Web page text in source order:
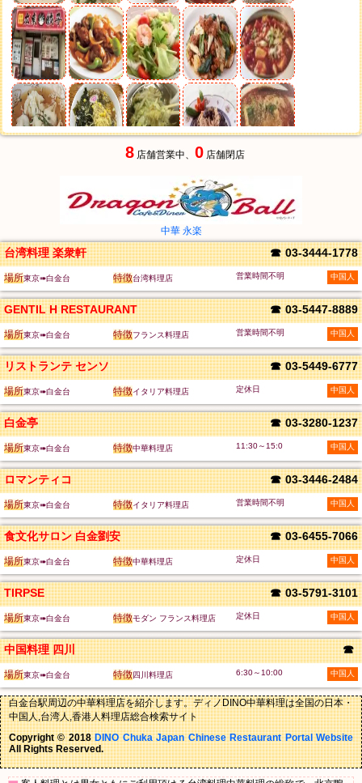
8 店舗営業中、 0 店舗閉店
中華 永楽
台湾料理 楽衆軒 ☎ 03-3444-1778
場所東京➠白金台 特徴台湾料理店 営業時間不明 中国人
GENTIL H RESTAURANT ☎ 03-5447-8889
場所東京➠白金台 特徴フランス料理店 営業時間不明 中国人
リストランテ センソ ☎ 03-5449-6777
場所東京➠白金台 特徴イタリア料理店 定休日 中国人
白金亭 ☎ 03-3280-1237
場所東京➠白金台 特徴中華料理店 11:30～15:0 中国人
ロマンティコ ☎ 03-3446-2484
場所東京➠白金台 特徴イタリア料理店 営業時間不明 中国人
食文化サロン 白金劉安 ☎ 03-6455-7066
場所東京➠白金台 特徴中華料理店 定休日 中国人
TIRPSE ☎ 03-5791-3101
場所東京➠白金台 特徴モダン フランス料理店 定休日 中国人
中国料理 四川 ☎
場所東京➠白金台 特徴四川料理店 6:30～10:00 中国人
白金台駅周辺の中華料理店を紹介します。ディノDINO中華料理は全国の日本・
中国人,台湾人,香港人料理店総合検索サイト
Copyright © 2018DINO Chuka Japan Chinese Restaurant Portal Website
All Rights Reserved.